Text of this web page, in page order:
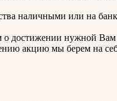
наличными или на
достижении нужной
акцию мы берем на